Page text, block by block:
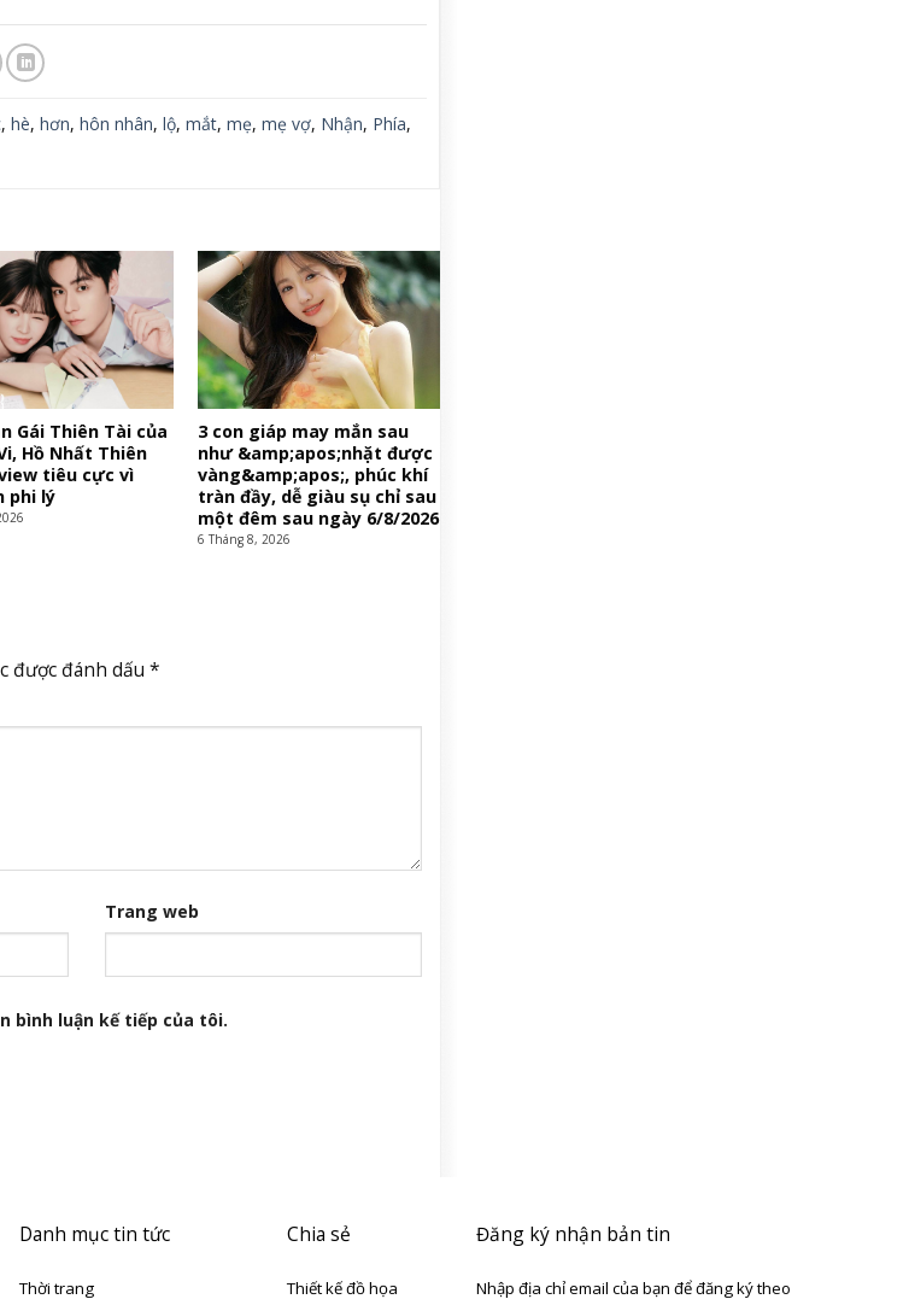
, hè, hơn, hôn nhân, lộ, mắt, mẹ, mẹ vợ, Nhận, Phía,
Gái Thiên Tài của
Hồ Nhất Thiên
tiêu cực vì
phi lý
3 con giáp may mắn sau
như &amp;apos;nhặt được
vàng&amp;apos;, phúc khí
tràn đầy, dễ giàu sụ chỉ sau
một đêm sau ngày 6/8/2026
6 Tháng 8, 2026
được đánh dấu *
Trang web
bình luận kế tiếp của tôi.
Danh mục tin tức
Thời trang
Chia sẻ
Thiết kế đồ họa
Đăng ký nhận bản tin
Nhập địa chỉ email của bạn để đăng ký theo